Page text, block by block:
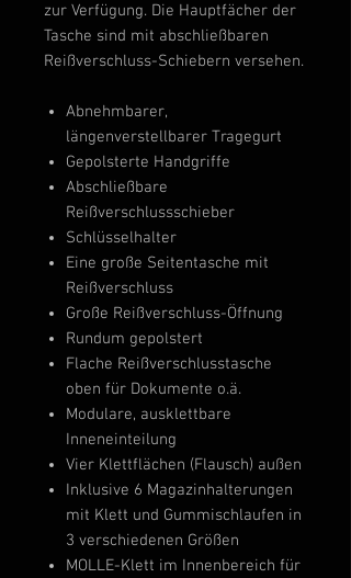
zur Verfügung. Die Hauptfächer der
Tasche sind mit abschließbaren
Reißverschluss-Schiebern versehen.
Abnehmbarer,
längenverstellbarer Tragegurt
Gepolsterte Handgriffe
Abschließbare
Reißverschlussschieber
Schlüsselhalter
Eine große Seitentasche mit
Reißverschluss
Große Reißverschluss-Öffnung
Rundum gepolstert
Flache Reißverschlusstasche
oben für Dokumente o.ä.
Modulare, ausklettbare
Inneneinteilung
Vier Klettflächen (Flausch) außen
Inklusive 6 Magazinhalterungen
mit Klett und Gummischlaufen in
3 verschiedenen Größen
MOLLE-Klett im Innenbereich für